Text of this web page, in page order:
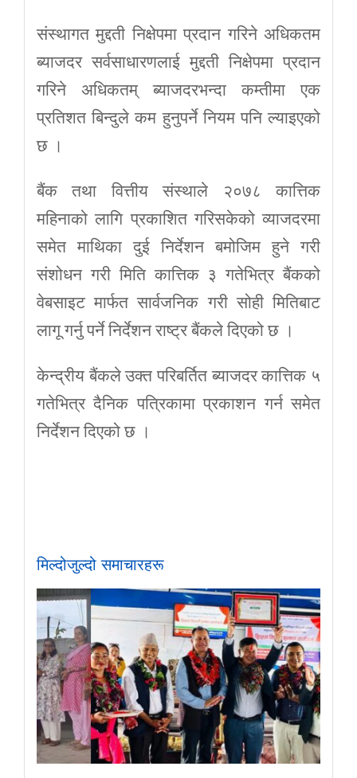
संस्थागत मुद्दती निक्षेपमा प्रदान गरिने अधिकतम
ब्याजदर सर्वसाधारणलाई मुद्दती निक्षेपमा प्रदान
गरिने अधिकतम् ब्याजदरभन्दा कम्तीमा एक
प्रतिशत बिन्दुले कम हुनुपर्ने नियम पनि ल्याइएको
छ ।
बैंक तथा वित्तीय संस्थाले २०७८ कात्तिक
महिनाको लागि प्रकाशित गरिसकेको व्याजदरमा
समेत माथिका दुई निर्देशन बमोजिम हुने गरी
संशोधन गरी मिति कात्तिक ३ गतेभित्र बैंकको
वेबसाइट मार्फत सार्वजनिक गरी सोही मितिबाट
लागू गर्नु पर्ने निर्देशन राष्ट्र बैंकले दिएको छ ।
केन्द्रीय बैंकले उक्त परिबर्तित ब्याजदर कात्तिक ५
गतेभित्र दैनिक पत्रिकामा प्रकाशन गर्न समेत
निर्देशन दिएको छ ।
मिल्दोजुल्दो समाचारहरू